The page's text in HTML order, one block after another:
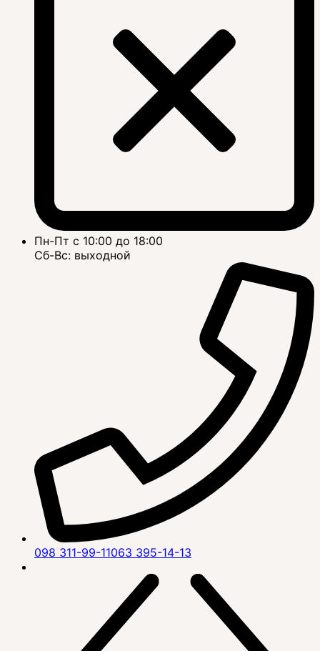
Пн-Пт с 10:00 до 18:00
Сб-Вс: выходной
098 311-99-11063 395-14-13